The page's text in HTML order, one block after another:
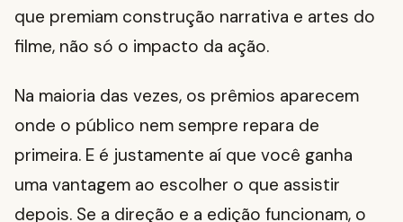
que premiam construção narrativa e artes do
filme, não só o impacto da ação.
Na maioria das vezes, os prêmios aparecem
onde o público nem sempre repara de
primeira. E é justamente aí que você ganha
uma vantagem ao escolher o que assistir
depois. Se a direção e a edição funcionam, o